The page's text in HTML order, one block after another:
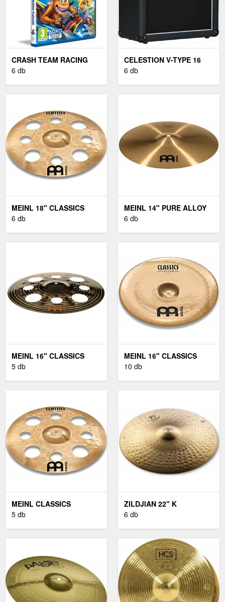
CRASH TEAM RACING
NITRO-FUELED
6 db
CELESTION V-TYPE 16
OHM
6 db
MEINL 18" CLASSICS
CUSTOM TRASH CRASH
6 db
MEINL 14" PURE ALLOY
MEDIUM HIHAT
6 db
MEINL 16" CLASSICS
CUSTOM DARK TRASH
5 db
MEINL 16" CLASSICS
CUSTOM CHINA
10 db
MEINL CLASSICS
CUSTOM 16" TRASH
5 db
ZILDJIAN 22" K
CONSTANTINOPLE
6 db